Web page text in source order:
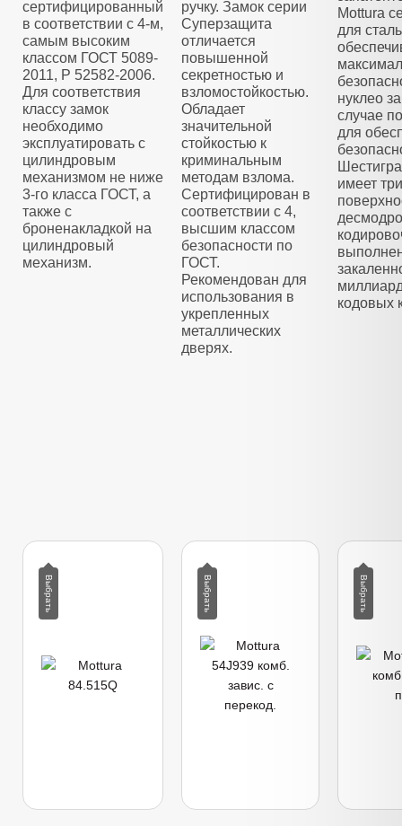
сертифицированный
в соответствии с 4-м,
самым высоким
классом ГОСТ 5089-
2011, Р 52582-2006.
Для соответствия
классу замок
необходимо
эксплуатировать с
цилиндровым
механизмом не ниже
3-го класса ГОСТ, а
также с
броненакладкой на
цилиндровый
механизм.
ручку. Замок серии
Суперзащита
отличается
повышенной
секретностью и
взломостойкостью.
Обладает
значительной
стойкостью к
криминальным
методам взлома.
Сертифицирован в
соответствии с 4,
высшим классом
безопасности по
ГОСТ.
Рекомендован для
использования в
укрепленных
металлических
дверях.
Mottura
для
нуклео
случае
для
имеет
кодовых